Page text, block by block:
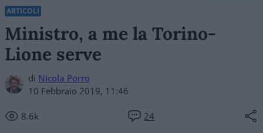
ARTICOLI
Ministro, a me la Torino-
Lione serve
di Nicola Porro
10 Febbraio 2019, 11:46
8.6k 24